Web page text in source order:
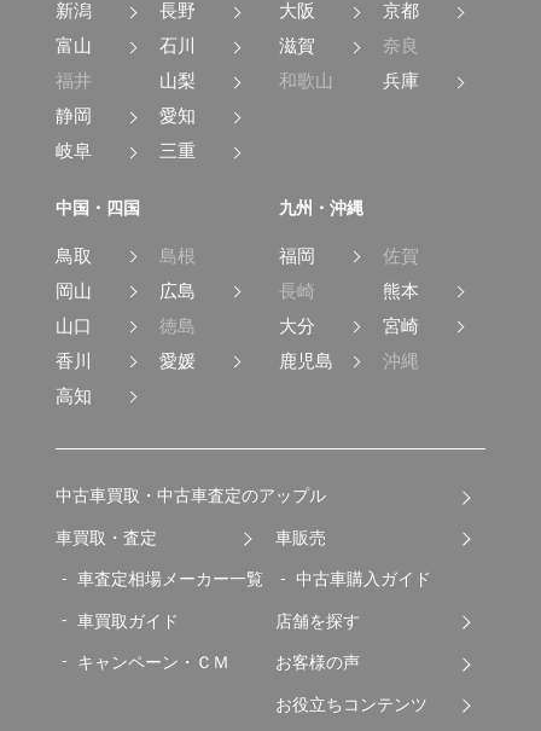
新潟
長野
富山
石川
福井
山梨
静岡
愛知
岐阜
三重
大阪
京都
滋賀
奈良
和歌山
兵庫
中国・四国
鳥取
島根
岡山
広島
山口
徳島
香川
愛媛
高知
九州・沖縄
福岡
佐賀
長崎
熊本
大分
宮崎
鹿児島
沖縄
中古車買取・中古車査定のアップル
車買取・査定
車査定相場メーカー一覧
車買取ガイド
キャンペーン・ＣＭ
車販売
中古車購入ガイド
店舗を探す
お客様の声
お役立ちコンテンツ